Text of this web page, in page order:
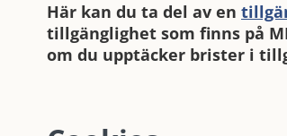
Här kan du ta del av en
tillgänglighet som finns på
om du upptäcker brister i